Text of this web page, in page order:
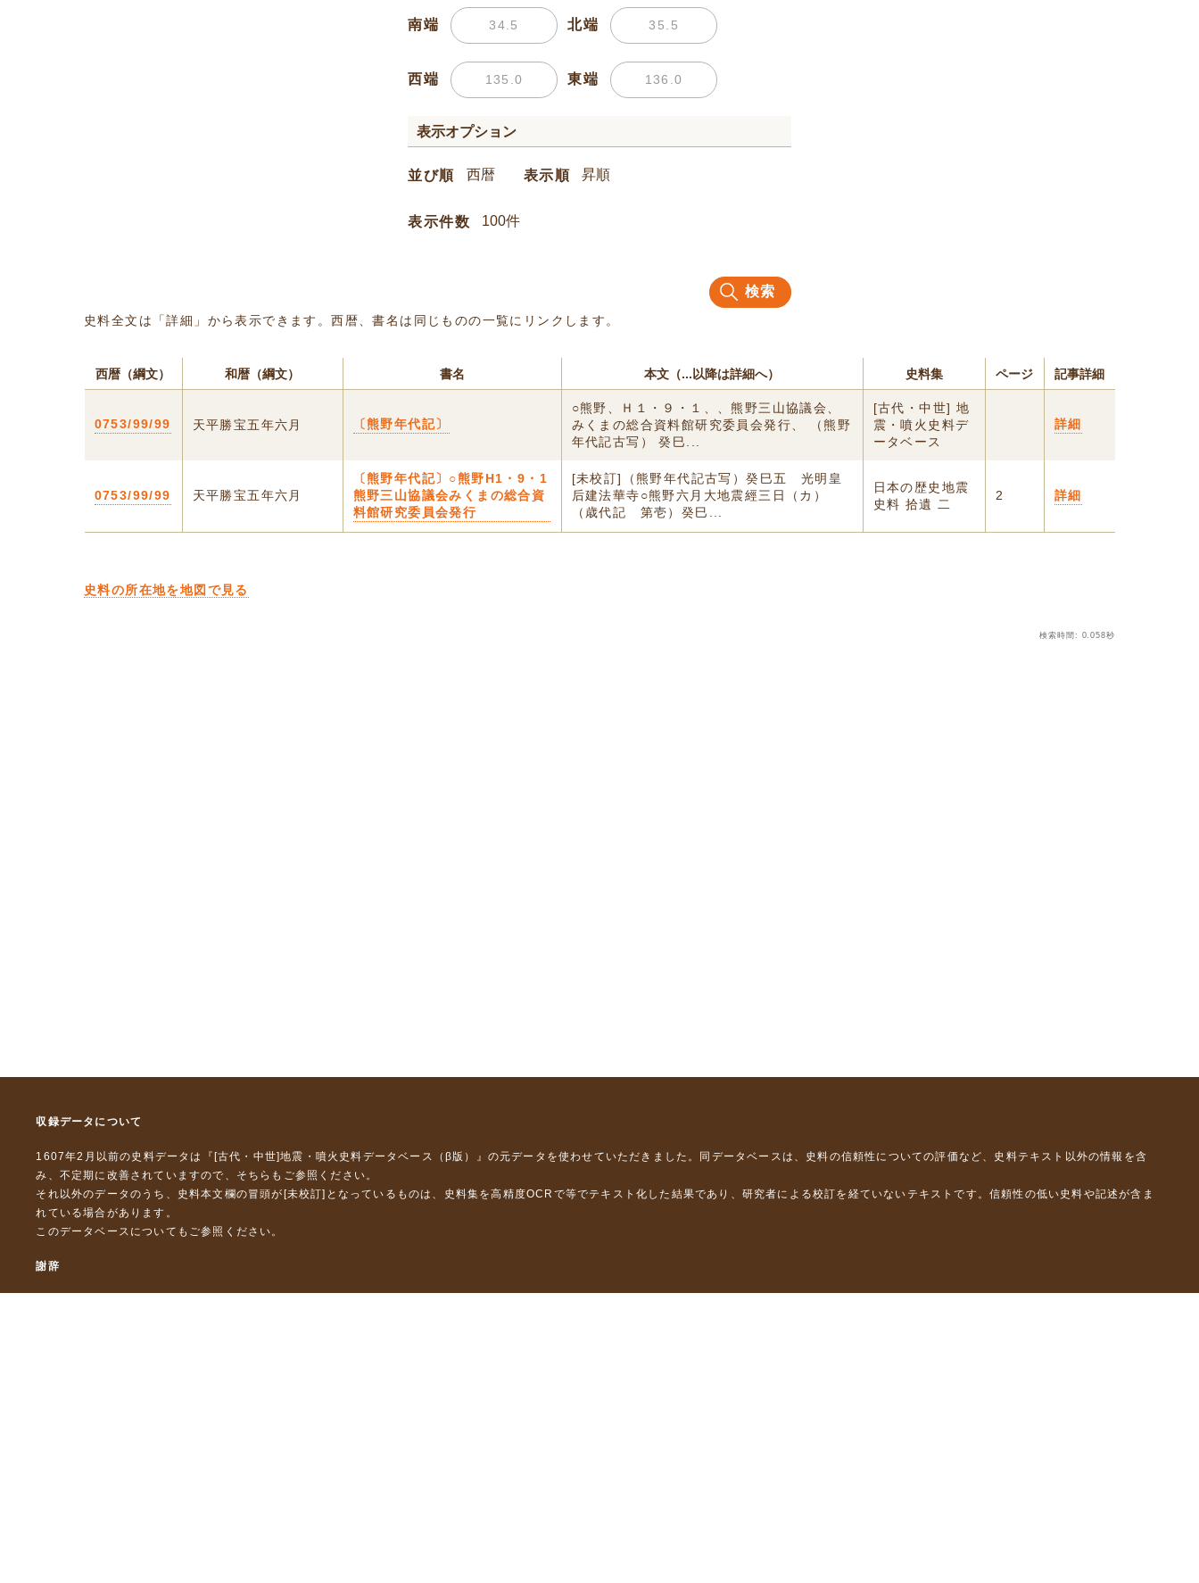
南端 北端
西端 東端
表示オプション
並び順 表示順
表示件数
検索
史料全文は「詳細」から表示できます。西暦、書名は同じものの一覧にリンクします。
西暦（綱文） 和暦（綱文） 書名 本文（...以降は詳細へ） 史料集 ページ 記事詳細
0753/99/99 天平勝宝五年六月 〔熊野年代記〕
○熊野、Ｈ１・９・１、、熊野三山協議会、
みくまの総合資料館研究委員会発行、 （熊野
年代記古写） 癸巳...
[古代・中世] 地
震・噴火史料デ
ータベース
詳細
0753/99/99 天平勝宝五年六月
〔熊野年代記〕○熊野H1・9・1
熊野三山協議会みくまの総合資
料館研究委員会発行
[未校訂]（熊野年代記古写）癸巳五 光明皇
后建法華寺○熊野六月大地震經三日（カ）
（歳代記 第壱）癸巳...
日本の歴史地震
史料 拾遺 二
2 詳細
史料の所在地を地図で見る
検索時間: 0.058秒
収録データについて
1607年2月以前の史料データは『 [古代・中世]地震・噴火史料データベース（β版）』 の元データを使わせていただきました。同データベースは、史料の信頼性についての評価など、史料テキスト以外の情報を含
み、不定期に改善されていますので、 そちら もご参照ください。
それ以外のデータのうち、史料本文欄の冒頭が[未校訂]となっているものは、史料集を高精度OCRで等でテキスト化した結果であり、研究者による校訂を経ていないテキストです。信頼性の低い史料や記述が含ま
れている場合があります。
このデータベースについて もご参照ください。
謝辞